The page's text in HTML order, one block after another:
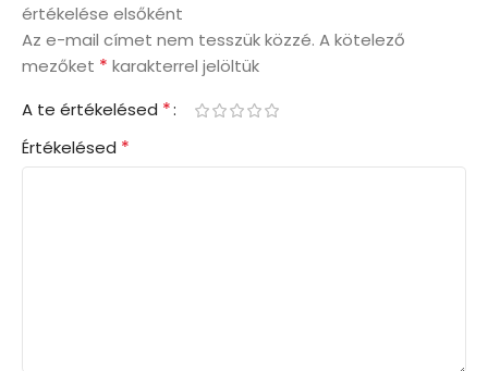
értékelése elsőként
Az e-mail címet nem tesszük közzé. A kötelező
mezőket * karakterrel jelöltük
A te értékelésed *
Értékelésed *